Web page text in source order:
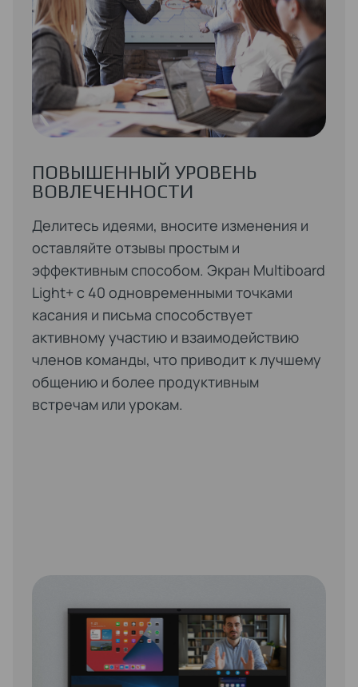
ПОВЫШЕННЫЙ УРОВЕНЬ
ВОВЛЕЧЕННОСТИ
Делитесь идеями, вносите изменения и
оставляйте отзывы простым и
эффективным способом. Экран Multiboard
Light+ с 40 одновременными точками
касания и письма способствует
активному участию и взаимодействию
членов команды, что приводит к лучшему
общению и более продуктивным
встречам или урокам.